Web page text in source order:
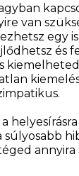
van
egy
és
súlyosabb